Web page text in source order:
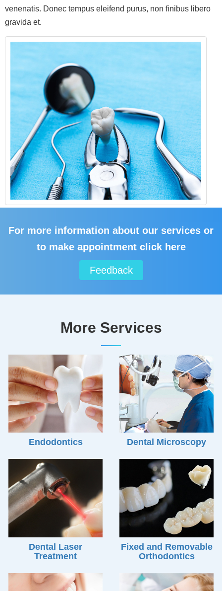
venenatis. Donec tempus eleifend purus, non finibus libero
gravida et.
For more information about our services or
to make appointment click here
Feedback
More Services
Endodontics Dental Microscopy
Dental Laser
Treatment
Fixed and Removable
Orthodontics